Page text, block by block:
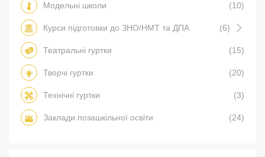
Модельні школи (10)
Курси підготовки до ЗНО/НМТ та ДПА (6)
Театральні гуртки (15)
Творчі гуртки (20)
Технічні гуртки (3)
Заклади позашкільної освіти (24)